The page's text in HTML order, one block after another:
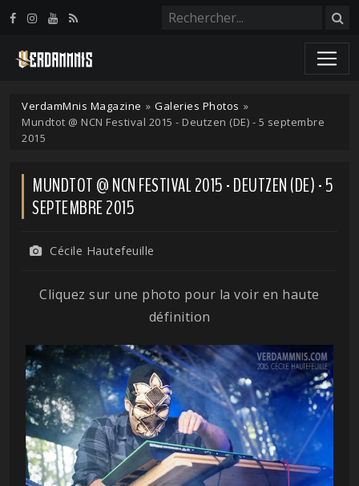
VerdamMnis Magazine » Galeries Photos »
Mundtot @ NCN Festival 2015 - Deutzen (DE) - 5 septembre
2015
MUNDTOT @ NCN FESTIVAL 2015 - DEUTZEN (DE) - 5
SEPTEMBRE 2015
Cécile Hautefeuille
Cliquez sur une photo pour la voir en haute
définition
Panneau de gestion des cookies